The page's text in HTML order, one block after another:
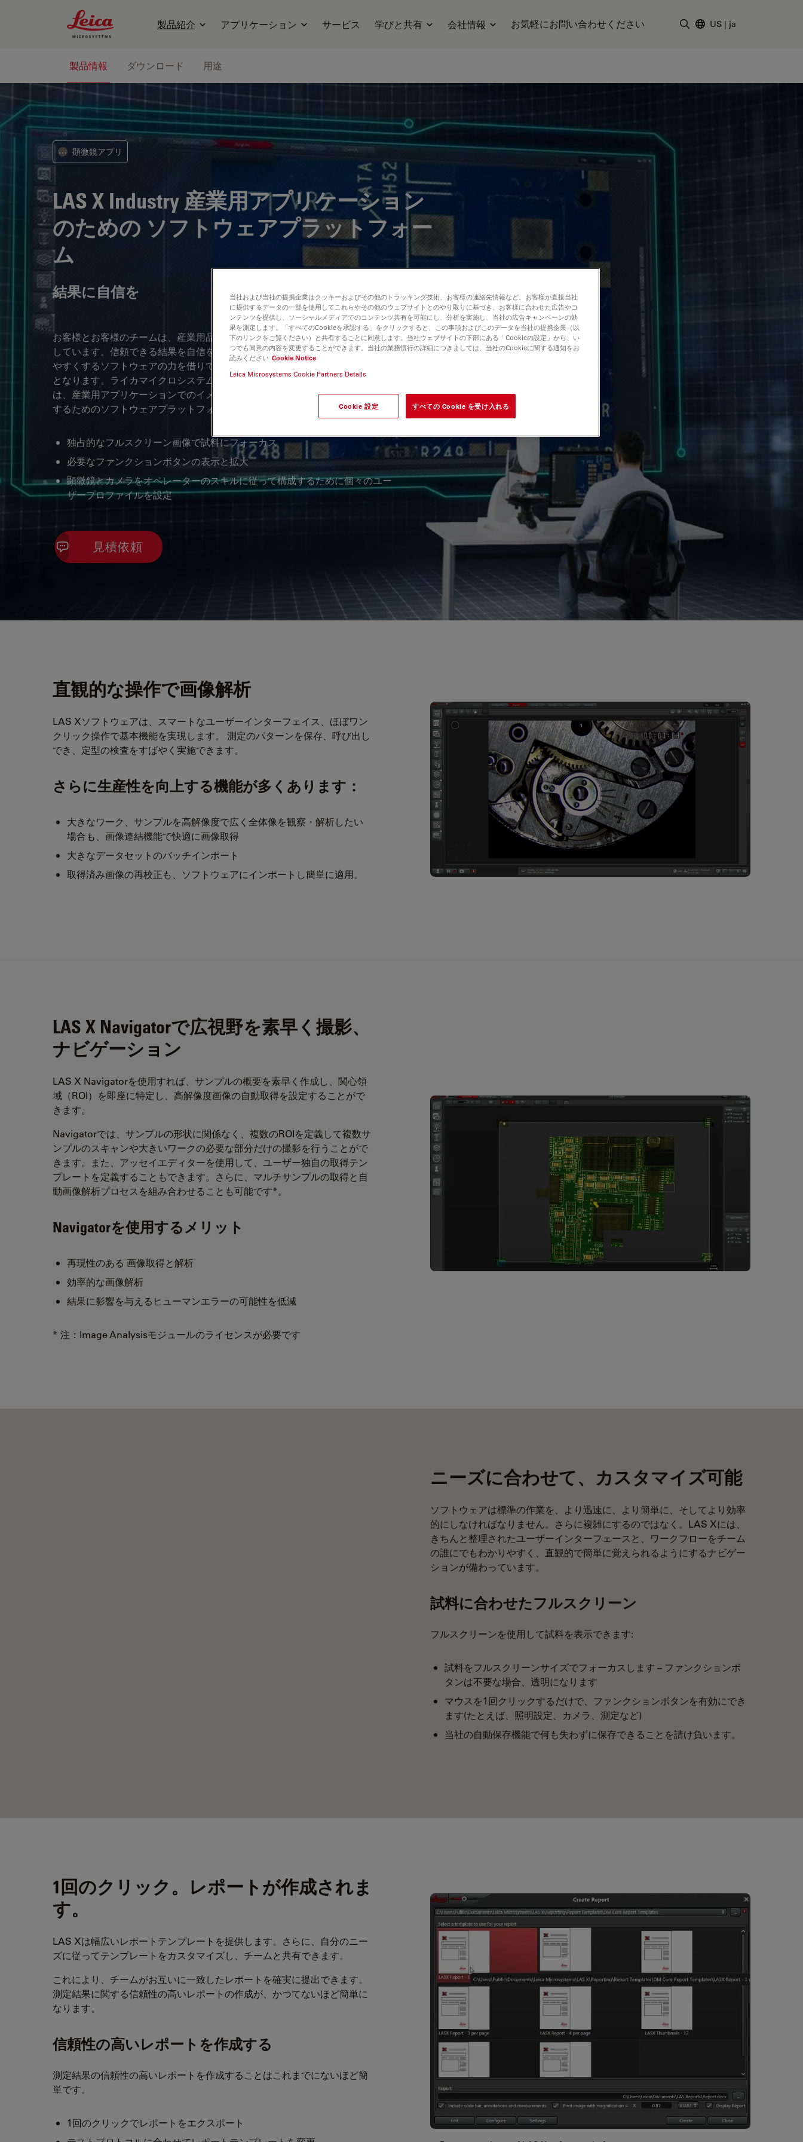
Leica Microsystems Logo
製品紹介 アプリケーション サービス 学びと共有 会社情報 お気軽にお問い合わせください US | ja
製品情報 ダウンロード 用途
⋯ 顕微鏡アプリ
LAS X Industry 産業用アプリケーション
のための ソフトウェアプラットフォー
ム
結果に自信を
お客様とお客様のチームは、産業用品質検査と資材の研究において目標を同じく
しています。信頼できる結果を自信をもって届けることです。日常の業務を行い
やすくするソフトウェアの力を借りて、スピード、効率、精度がチームの推進力
となります。ライカマイクロシステムズのLeica Application Suite X (LAS X)
は、産業用アプリケーションでのイメージングとドキュメンテーションを簡単に
するためのソフトウェアプラットフォームです。
独占的なフルスクリーン画像で試料にフォーカス
必要なファンクションボタンの表示と拡大
顕微鏡とカメラをオペレーターのスキルに従って構成するために個々のユー
ザープロファイルを設定
見積依頼
直観的な操作で画像解析
LAS Xソフトウェアは、スマートなユーザーインターフェイス、ほぼワン
クリック操作で基本機能を実現します。 測定のパターンを保存、呼び出し
でき、定型の検査をすばやく実施できます。
さらに生産性を向上する機能が多くあります：
大きなワーク、サンプルを高解像度で広く全体像を観察・解析したい
場合も、画像連結機能で快適に画像取得
大きなデータセットのバッチインポート
取得済み画像の再校正も、ソフトウェアにインポートし簡単に適用。
LAS X Navigatorで広視野を素早く撮影、
ナビゲーション
LAS X Navigatorを使用すれば、サンプルの概要を素早く作成し、関心領
域（ROI）を即座に特定し、高解像度画像の自動取得を設定することがで
きます。
Navigatorでは、サンプルの形状に関係なく、複数のROIを定義して複数サ
ンプルのスキャンや大きいワークの必要な部分だけの撮影を行うことがで
きます。また、アッセイエディターを使用して、ユーザー独自の取得テン
プレートを定義することもできます。さらに、マルチサンプルの取得と自
動画像解析プロセスを組み合わせることも可能です*。
Navigatorを使用するメリット
再現性のある 画像取得と解析
効率的な画像解析
結果に影響を与えるヒューマンエラーの可能性を低減
* 注：Image Analysisモジュールのライセンスが必要です
ニーズに合わせて、カスタマイズ可能
ソフトウェアは標準の作業を、より迅速に、より簡単に、そしてより効率
的にしなければなりません。さらに複雑にするのではなく。LAS Xには、
きちんと整理されたユーザーインターフェースと、ワークフローをチーム
の誰にでもわかりやすく、直観的で簡単に覚えられるようにするナビゲー
ションが備わっています。
試料に合わせたフルスクリーン
フルスクリーンを使用して試料を表示できます:
試料をフルスクリーンサイズでフォーカスします – ファンクションボ
タンは不要な場合、透明になります
マウスを1回クリックするだけで、ファンクションボタンを有効にでき
ます(たとえば、照明設定、カメラ、測定など)
当社の自動保存機能で何も失わずに保存できることを請け負います。
1回のクリック。レポートが作成されま
す。
LAS Xは幅広いレポートテンプレートを提供します。さらに、自分のニー
ズに従ってテンプレートをカスタマイズし、チームと共有できます。
これにより、チームがお互いに一致したレポートを確実に提出できます。
測定結果に関する信頼性の高いレポートの作成が、かつてないほど簡単に
なります。
信頼性の高いレポートを作成する
測定結果の信頼性の高いレポートを作成することはこれまでにないほど簡
単です。
1回のクリックでレポートをエクスポート
当社および当社の提携企業はクッキーおよびその他のトラッキング技術、お客様の連絡先情報など、お客様が直接当社
に提供するデータの一部を使用してこれらやその他のウェブサイトとのやり取りに基づき、お客様に合わせた広告やコ
ンテンツを提供し、ソーシャルメディアでのコンテンツ共有を可能にし、分析を実施し、当社の広告キャンペーンの効
果を測定します。「すべてのCookieを承認する」をクリックすると、この事項およびこのデータを当社の提携企業（以
下のリンクをご覧ください）と共有することに同意します。当社ウェブサイトの下部にある「Cookieの設定」から、い
つでも同意の内容を変更することができます。当社の業務慣行の詳細につきましては、当社のCookieに関する通知をお
読みください Cookie Notice
Leica Microsystems Cookie Partners Details
Cookie 設定 すべての Cookie を受け入れる